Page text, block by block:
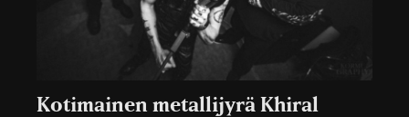
Kotimainen metallijyrä Khiral